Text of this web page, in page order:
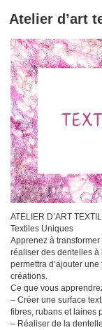
Atelier d’art
ATELIER D’ART
Textiles Uniques
Apprenez à
réaliser des dentelles à
permettra d’ajouter
créations.
Ce que vous
– Créer une surface
fibres, rubans et laines
– Réaliser de la